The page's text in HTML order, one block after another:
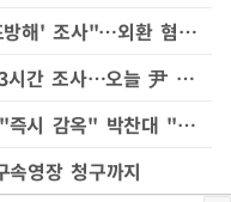
내란특검 "박창환 총경이 '尹 체포방해' 조사"…외환 혐의 수사도 속도
내란특검, 이주호 5시간·박종준 13시간 조사…오늘 尹 조사(종합)
특검 尹구속영장 청구에…정청래 "즉시 감옥" 박찬대 "사필귀정"
영장 청구까지